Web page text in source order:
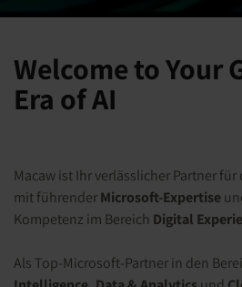
Welcome to Your
Era of AI
Macaw ist Ihr verlässlicher Partner für
mit führenderMicrosoft-Expertise
Kompetenz im Bereich Digital
Als Top-Microsoft-Partner in den